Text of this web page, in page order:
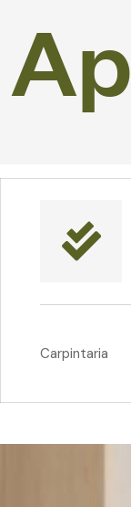
Ap
Carpintaria